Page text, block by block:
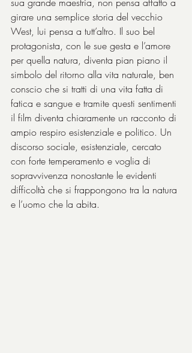
girare una semplice storia del vecchio
West, lui pensa a tutt’altro. Il suo bel
protagonista, con le sue gesta e l’amore
per quella natura, diventa pian piano il
simbolo del ritorno alla vita naturale, ben
conscio che si tratti di una vita fatta di
fatica e sangue e tramite questi sentimenti
il film diventa chiaramente un racconto di
ampio respiro esistenziale e politico. Un
discorso sociale, esistenziale, cercato
con forte temperamento e voglia di
sopravvivenza nonostante le evidenti
difficoltà che si frappongono tra la natura
e l’uomo che la abita.